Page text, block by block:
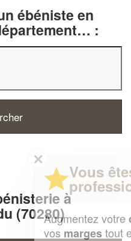
ébéniste en
:
à
(70280)
êtes un
?
chiffre d'affaireset
tout en gagnant de